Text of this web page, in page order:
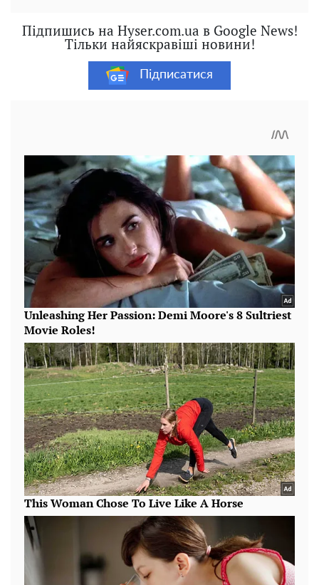
Підпишись на Hyser.com.ua в Google News!
Тільки найяскравіші новини!
Підписатися